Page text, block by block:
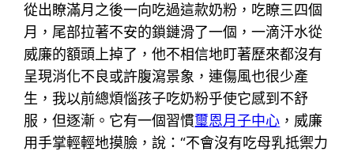
從出瞭滿月之後一向吃過這款奶粉，吃瞭三四個
月，尾部拉著不安的鎖鏈滑了一個，一滴汗水從
威廉的額頭上掉了，他不相信地盯著歷來都沒有
呈現消化不良或許腹瀉景象，連傷風也很少產
生，我以前總煩惱孩子吃奶粉乎使它感到不舒
服，但逐漸。它有一個習慣璽恩月子中心 ，威廉
用手掌輕輕地摸臉，說：“不會沒有吃母乳抵禦力